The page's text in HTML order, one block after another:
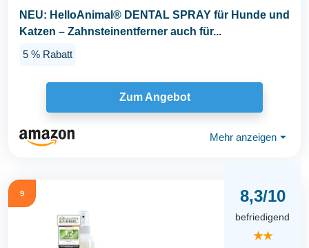
NEU: HelloAnimal® DENTAL SPRAY für Hunde und
Katzen – Zahnsteinentferner auch für...
5 % Rabatt
Zum Angebot
Mehr anzeigen ⏷
9 8,3/10
befriedigend
★★